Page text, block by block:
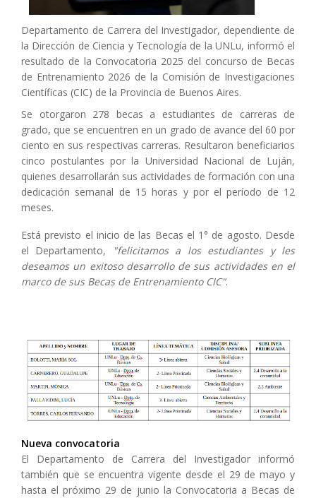
Departamento de Carrera del Investigador, dependiente de
la Dirección de Ciencia y Tecnología de la UNLu, informó el
resultado de la Convocatoria 2025 del concurso de Becas
de Entrenamiento 2026 de la Comisión de Investigaciones
Científicas (CIC) de la Provincia de Buenos Aires.
Se otorgaron 278 becas a estudiantes de carreras de
grado, que se encuentren en un grado de avance del 60 por
ciento en sus respectivas carreras. Resultaron beneficiarios
cinco postulantes por la Universidad Nacional de Luján,
quienes desarrollarán sus actividades de formación con una
dedicación semanal de 15 horas y por el período de 12
meses.
Está previsto el inicio de las Becas el 1° de agosto. Desde
el Departamento,
"felicitamos a los estudiantes y les
deseamos un exitoso desarrollo de sus actividades en el
marco de sus Becas de Entrenamiento CIC".
Nueva convocatoria
El Departamento de Carrera del Investigador informó
también que se encuentra vigente desde el 29 de mayo y
hasta el próximo 29 de junio la Convocatoria a Becas de